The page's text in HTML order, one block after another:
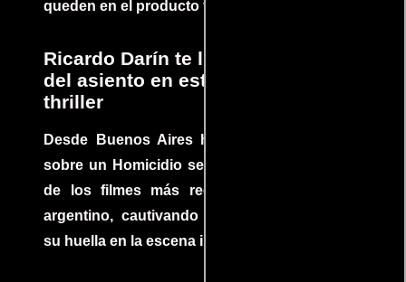
queden en el producto final.
Ricardo Darín te llevará al borde
del asiento en este increíble
thriller
Desde Buenos Aires hasta el mundo, Tesis
sobre un Homicidio se ha convertido en uno
de los filmes más recomendados del cine
argentino, cautivando audiencias y dejando
su huella en la escena internacional.